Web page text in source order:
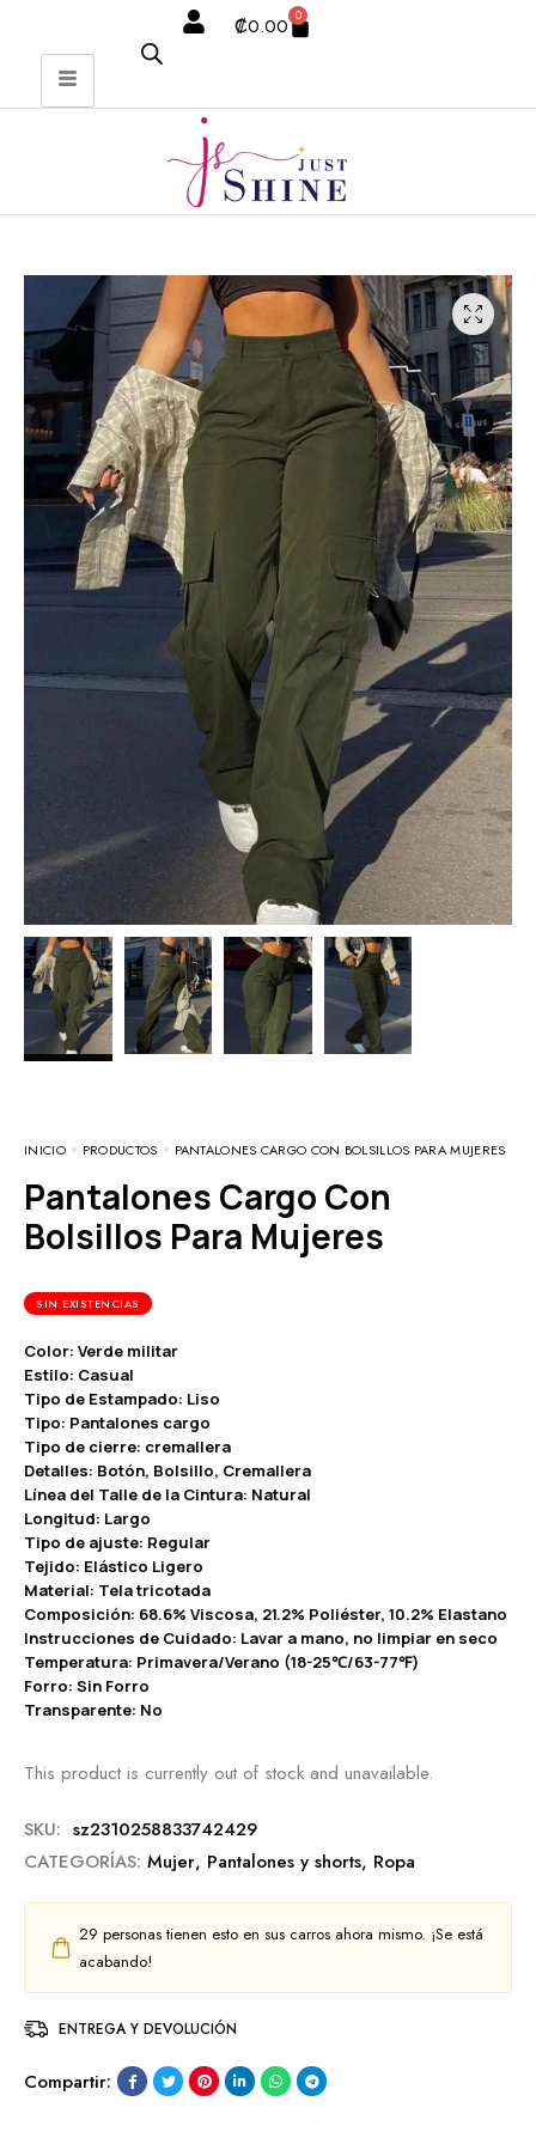
₡0.00 0
INICIO PRODUCTOS PANTALONES CARGO CON BOLSILLOS PARA MUJERES
Pantalones Cargo Con
Bolsillos Para Mujeres
SIN EXISTENCIAS
Color: Verde militar
Estilo: Casual
Tipo de Estampado: Liso
Tipo: Pantalones cargo
Tipo de cierre: cremallera
Detalles: Botón, Bolsillo, Cremallera
Línea del Talle de la Cintura: Natural
Longitud: Largo
Tipo de ajuste: Regular
Tejido: Elástico Ligero
Material: Tela tricotada
Composición: 68.6% Viscosa, 21.2% Poliéster, 10.2% Elastano
Instrucciones de Cuidado: Lavar a mano, no limpiar en seco
Temperatura: Primavera/Verano (18-25℃/63-77℉)
Forro: Sin Forro
Transparente: No
This product is currently out of stock and unavailable.
SKU: sz2310258833742429
CATEGORÍAS: Mujer, Pantalones y shorts, Ropa
29 personas tienen esto en sus carros ahora mismo. ¡Se está
acabando!
ENTREGA Y DEVOLUCIÓN
Compartir: